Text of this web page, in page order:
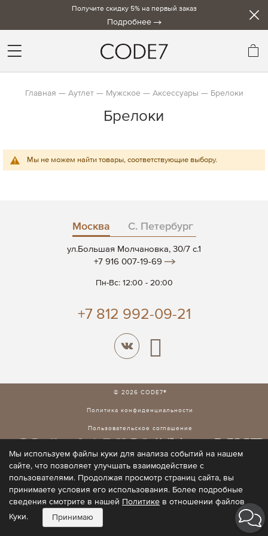
Получите скидку 5% на первый заказ
Подробнее
Главная Аутлет Мужское Аксессуары Брелоки
Брелоки
Мы не можем найти товары, соответствующие выбору.
Москва С. Петербург
ул.Большая Молчановка, 30/7 c.1
+7 916 007-19-69
Пн-Вс: 12:00 - 20:00
+7 812 992-09-21
© 2026 CODE7®
Политика конфиденциальности
Пользовательское соглашение
Мы используем файлы куки для анализа событий на нашем
сайте, что позволяет улучшать взаимодействие с
пользователями. Продолжая просмотр страниц сайта, вы
принимаете условия его использования. Более подробные
сведения смотрите в нашей Политике в отношении файлов
Куки.
Принимаю